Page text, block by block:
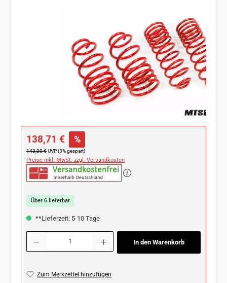
Verkaufspreis:
138,71 € %
Regulärer Preis:
143,00 €UVP (3% gespart)
Preise inkl. MwSt. zzgl. Versandkosten
Über 6 lieferbar
**Lieferzeit: 5-10 Tage
Produkt Anzahl: Gib den gewünschten Wert ein oder benutze die Schaltflächen
In den Warenkorb
Zum Merkzettel hinzufügen